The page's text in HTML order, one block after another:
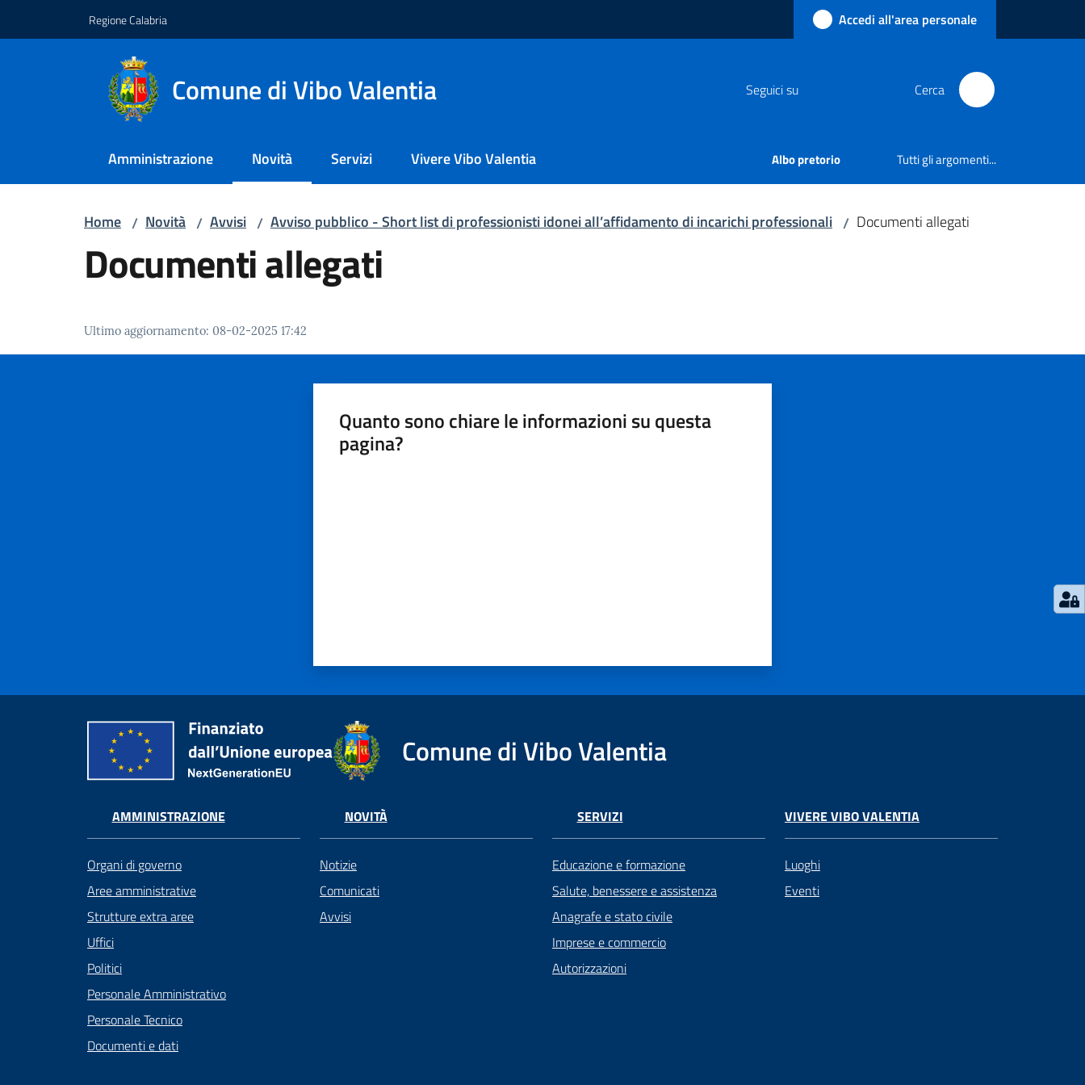
Regione Calabria Accedi all'area personale
Comune di Vibo Valentia Seguici su Cerca
Amministrazione Novità
Menu selezionato
Servizi Vivere Vibo Valentia Albo pretorio Tutti gli argomenti...
Home / Novità / Avvisi / Avviso pubblico - Short list di professionisti idonei all’affidamento di incarichi professionali / Documenti allegati
Documenti allegati
Ultimo aggiornamento: 08-02-2025 17:42
Quanto sono chiare le informazioni su questa
pagina?
Comune di Vibo Valentia
AMMINISTRAZIONE
Organi di governo
Aree amministrative
Strutture extra aree
Uffici
Politici
Personale Amministrativo
Personale Tecnico
Documenti e dati
NOVITÀ
Notizie
Comunicati
Avvisi
SERVIZI
Educazione e formazione
Salute, benessere e assistenza
Anagrafe e stato civile
Imprese e commercio
Autorizzazioni
VIVERE VIBO VALENTIA
Luoghi
Eventi